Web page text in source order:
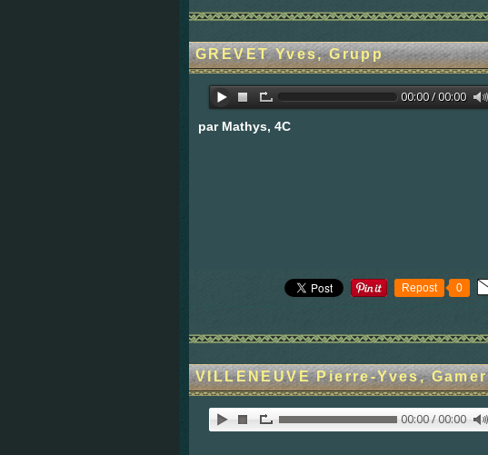
GREVET Yves, Grupp
par Mathys, 4C
Repost 0
VILLENEUVE Pierre-Yves,